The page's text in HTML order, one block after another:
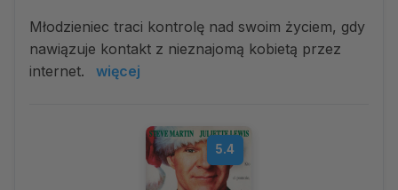
Młodzieniec traci kontrolę nad swoim życiem, gdy
nawiązuje kontakt z nieznajomą kobietą przez
internet.
więcej
5.4